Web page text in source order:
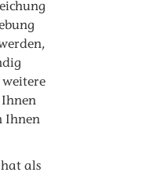
weitere
Ihnen
als